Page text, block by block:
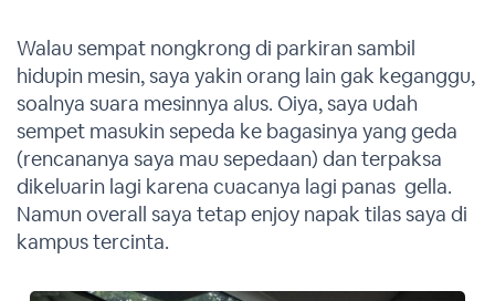
Walau sempat nongkrong di parkiran sambil
hidupin mesin, saya yakin orang lain gak keganggu,
soalnya suara mesinnya alus. Oiya, saya udah
sempet masukin sepeda ke bagasinya yang geda
(rencananya saya mau sepedaan) dan terpaksa
dikeluarin lagi karena cuacanya lagi panas gella.
Namun overall saya tetap enjoy napak tilas saya di
kampus tercinta.